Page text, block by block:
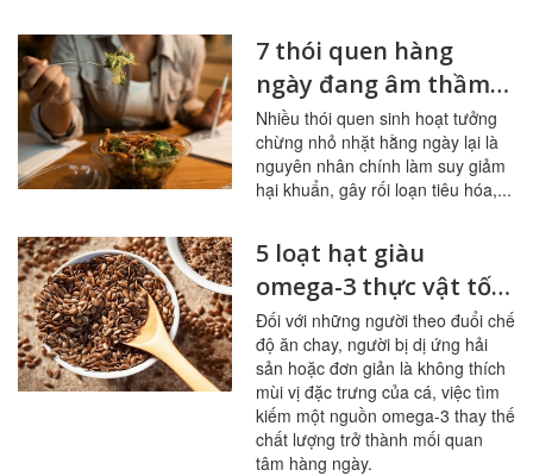
7 thói quen hàng
ngày đang âm thầm
tàn phá đường ruột
Nhiều thói quen sinh hoạt tưởng
chừng nhỏ nhặt hằng ngày lại là
nguyên nhân chính làm suy giảm
hại khuẩn, gây rối loạn tiêu hóa,...
5 loạt hạt giàu
omega-3 thực vật tốt
nhất cho người ít ăn
cá
Đối với những người theo đuổi chế
độ ăn chay, người bị dị ứng hải
sản hoặc đơn giản là không thích
mùi vị đặc trưng của cá, việc tìm
kiếm một nguồn omega-3 thay thế
chất lượng trở thành mối quan
tâm hàng ngày.